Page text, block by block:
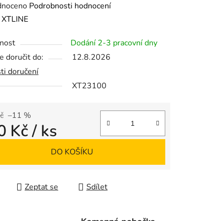
Podrobnosti hodnocení
XTLINE
Dodání 2-3 pracovní dny
doručit do:
12.8.2026
doručení
XT23100
–11 %
Kč/ ks
DO KOŠÍKU
Zeptat se Sdílet